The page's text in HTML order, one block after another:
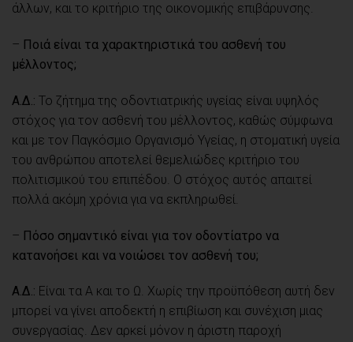
άλλων, και το κριτήριο της οικονομικής επιβάρυνσης.
– Ποιά είναι τα χαρακτηριστικά του ασθενή του
μέλλοντος;
Α.Δ.: Το ζήτημα της οδοντιατρικής υγείας είναι υψηλός
στόχος για τον ασθενή του μέλλοντος, καθώς σύμφωνα
και με τον Παγκόσμιο Οργανισμό Υγείας, η στοματική υγεία
του ανθρώπου αποτελεί θεμελιώδες κριτήριο του
πολιτισμικού του επιπέδου. Ο στόχος αυτός απαιτεί
πολλά ακόμη χρόνια για να εκπληρωθεί.
– Πόσο σημαντικό είναι για τον οδοντίατρο να
κατανοήσει και να νοιώσει τον ασθενή του;
Α.Δ.: Είναι τα Α και το Ω. Χωρίς την προϋπόθεση αυτή δεν
μπορεί να γίνει αποδεκτή η επιβίωση και συνέχιση μιας
συνεργασίας. Δεν αρκεί μόνον η άριστη παροχή